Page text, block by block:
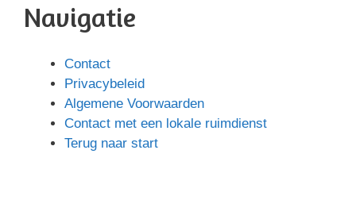
Navigatie
Contact
Privacybeleid
Algemene Voorwaarden
Contact met een lokale ruimdienst
Terug naar start